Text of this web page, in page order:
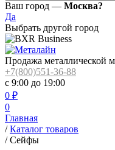
Ваш город — Москва?
Да
Выбрать другой город
Продажа металлической
+7(800)551-36-88
с 9:00 до 19:00
0 ₽
0
Главная
/ Каталог товаров
/ Сейфы